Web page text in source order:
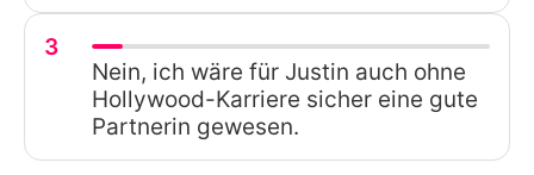
3
Nein, ich wäre für Justin auch ohne
Hollywood-Karriere sicher eine gute
Partnerin gewesen.